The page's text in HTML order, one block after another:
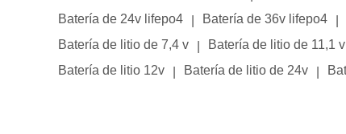
Batería de 24v lifepo4
Batería de 36v lifepo4
Batería de litio de 7,4 v
Batería de litio de 11,1 v
Batería de litio 12v
Batería de litio de 24v